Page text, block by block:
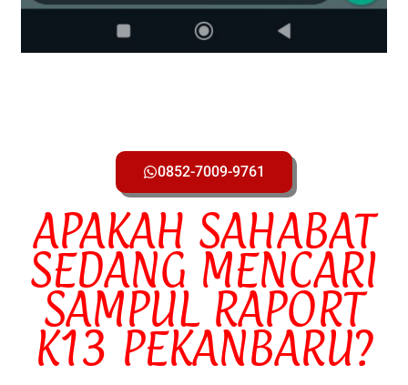
0852-7009-9761
APAKAH SAHABAT
SEDANG MENCARI
SAMPUL RAPORT
K13 PEKANBARU?